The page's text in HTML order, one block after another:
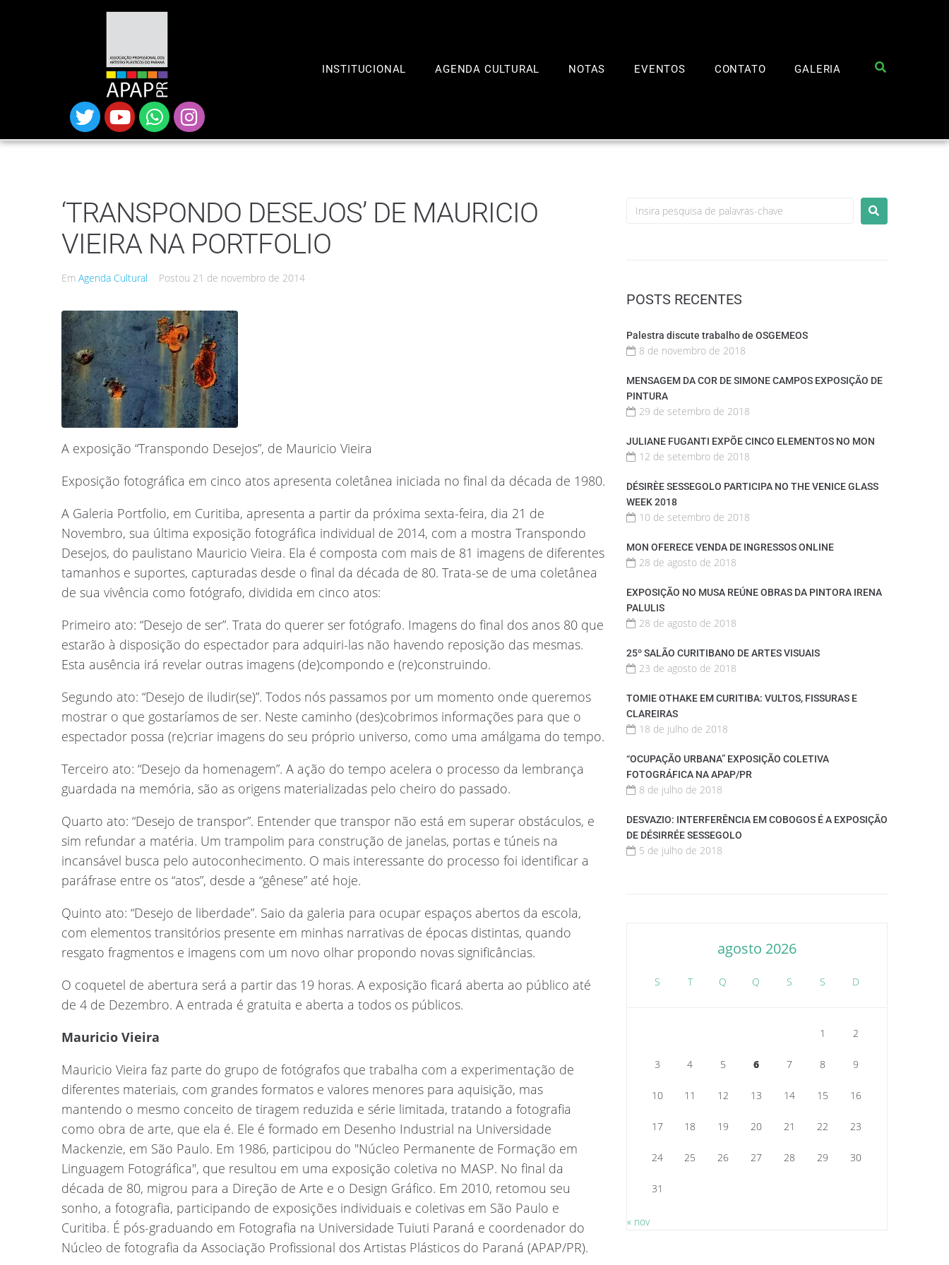
INSTITUCIONAL AGENDA CULTURAL NOTAS EVENTOS CONTATO GALERIA
‘TRANSPONDO DESEJOS’ DE MAURICIO
VIEIRA NA PORTFOLIO
Em Agenda Cultural Postou 21 de novembro de 2014
A exposição “Transpondo Desejos”, de Mauricio Vieira
Exposição fotográfica em cinco atos apresenta coletânea iniciada no final da década de 1980.
A Galeria Portfolio, em Curitiba, apresenta a partir da próxima sexta-feira, dia 21 de
Novembro, sua última exposição fotográfica individual de 2014, com a mostra Transpondo
Desejos, do paulistano Mauricio Vieira. Ela é composta com mais de 81 imagens de diferentes
tamanhos e suportes, capturadas desde o final da década de 80. Trata-se de uma coletânea
de sua vivência como fotógrafo, dividida em cinco atos:
Primeiro ato: “Desejo de ser”. Trata do querer ser fotógrafo. Imagens do final dos anos 80 que
estarão à disposição do espectador para adquiri-las não havendo reposição das mesmas.
Esta ausência irá revelar outras imagens (de)compondo e (re)construindo.
Segundo ato: “Desejo de iludir(se)”. Todos nós passamos por um momento onde queremos
mostrar o que gostaríamos de ser. Neste caminho (des)cobrimos informações para que o
espectador possa (re)criar imagens do seu próprio universo, como uma amálgama do tempo.
Terceiro ato: “Desejo da homenagem”. A ação do tempo acelera o processo da lembrança
guardada na memória, são as origens materializadas pelo cheiro do passado.
Quarto ato: “Desejo de transpor”. Entender que transpor não está em superar obstáculos, e
sim refundar a matéria. Um trampolim para construção de janelas, portas e túneis na
incansável busca pelo autoconhecimento. O mais interessante do processo foi identificar a
paráfrase entre os “atos”, desde a “gênese” até hoje.
Quinto ato: “Desejo de liberdade”. Saio da galeria para ocupar espaços abertos da escola,
com elementos transitórios presente em minhas narrativas de épocas distintas, quando
resgato fragmentos e imagens com um novo olhar propondo novas significâncias.
O coquetel de abertura será a partir das 19 horas. A exposição ficará aberta ao público até
de 4 de Dezembro. A entrada é gratuita e aberta a todos os públicos.
Mauricio Vieira
Mauricio Vieira faz parte do grupo de fotógrafos que trabalha com a experimentação de
diferentes materiais, com grandes formatos e valores menores para aquisição, mas
mantendo o mesmo conceito de tiragem reduzida e série limitada, tratando a fotografia
como obra de arte, que ela é. Ele é formado em Desenho Industrial na Universidade
Mackenzie, em São Paulo. Em 1986, participou do "Núcleo Permanente de Formação em
Linguagem Fotográfica", que resultou em uma exposição coletiva no MASP. No final da
década de 80, migrou para a Direção de Arte e o Design Gráfico. Em 2010, retomou seu
sonho, a fotografia, participando de exposições individuais e coletivas em São Paulo e
Curitiba. É pós-graduando em Fotografia na Universidade Tuiuti Paraná e coordenador do
Núcleo de fotografia da Associação Profissional dos Artistas Plásticos do Paraná (APAP/PR).
POSTS RECENTES
Palestra discute trabalho de OSGEMEOS
8 de novembro de 2018
MENSAGEM DA COR DE SIMONE CAMPOS EXPOSIÇÃO DE
PINTURA
29 de setembro de 2018
JULIANE FUGANTI EXPÕE CINCO ELEMENTOS NO MON
12 de setembro de 2018
DÉSIRÈE SESSEGOLO PARTICIPA NO THE VENICE GLASS
WEEK 2018
10 de setembro de 2018
MON OFERECE VENDA DE INGRESSOS ONLINE
28 de agosto de 2018
EXPOSIÇÃO NO MUSA REÚNE OBRAS DA PINTORA IRENA
PALULIS
28 de agosto de 2018
25º SALÃO CURITIBANO DE ARTES VISUAIS
23 de agosto de 2018
TOMIE OTHAKE EM CURITIBA: VULTOS, FISSURAS E
CLAREIRAS
18 de julho de 2018
“OCUPAÇÃO URBANA” EXPOSIÇÃO COLETIVA
FOTOGRÁFICA NA APAP/PR
8 de julho de 2018
DESVAZIO: INTERFERÊNCIA EM COBOGOS É A EXPOSIÇÃO
DE DÉSIRRÉE SESSEGOLO
5 de julho de 2018
agosto 2026
S T Q Q S S D
1 2
3 4 5 6 7 8 9
10 11 12 13 14 15 16
17 18 19 20 21 22 23
24 25 26 27 28 29 30
31
« nov